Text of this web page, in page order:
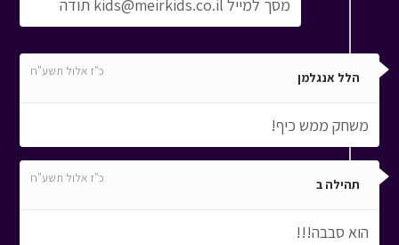
מסך למייל kids@meirkids.co.il תודה
הלל אנגלמן כ"ז אלול תשע"ח
משחק ממש כיף!
תהילה ב כ"ז אלול תשע"ח
הוא סבבה!!!